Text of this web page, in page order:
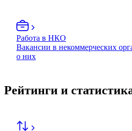
Работа в НКО
Вакансии в некоммерческих
о них
Рейтинги и